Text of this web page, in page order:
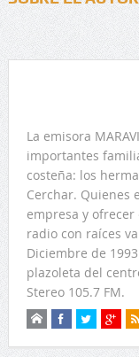
La emisora
importantes
costeña: los
Cerchar. Quienes
empresa y
radio con raíces
Diciembre de
plazoleta del
Stereo 105.7 FM.